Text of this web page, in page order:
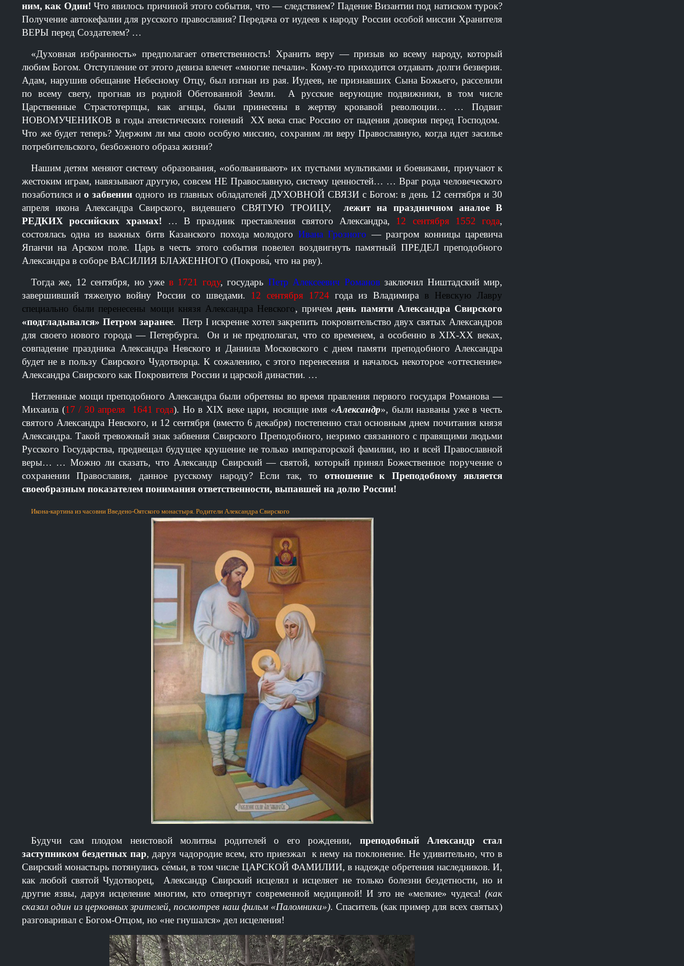
ним, как Один! Что явилось причиной этого события, что — следствием? Падение Византии под натиском турок?
Получение автокефалии для русского православия? Передача от иудеев к народу России особой миссии Хранителя
ВЕРЫ перед Создателем? …
«Духовная избранность» предполагает ответственность! Хранить веру — призыв ко всему народу, который
любим Богом. Отступление от этого девиза влечет «многие печали». Кому-то приходится отдавать долги безверия.
Адам, нарушив обещание Небесному Отцу, был изгнан из рая. Иудеев, не признавших Сына Божьего, расселили
по всему свету, прогнав из родной Обетованной Земли. А русские верующие подвижники, в том числе
Царственные Страстотерпцы, как агнцы, были принесены в жертву кровавой революции…
… Подвиг
НОВОМУЧЕНИКОВ в годы атеистических гонений ХХ века спас Россию от падения доверия перед Господом.
Что же будет теперь? Удержим ли мы свою особую миссию, сохраним ли веру Православную, когда идет засилье
потребительского, безбожного образа жизни?
Нашим детям меняют систему образования, «оболванивают» их пустыми мультиками и боевиками, приучают к
жестоким играм, навязывают другую, совсем НЕ Православную, систему ценностей… … Враг рода человеческого
позаботился ио забвении одного из главных обладателей ДУХОВНОЙ СВЯЗИ с Богом: в день 12 сентября и 30
апреля икона Александра Свирского, видевшего СВЯТУЮ ТРОИЦУ, лежит на праздничном аналое В
РЕДКИХ российских храмах!
… В праздник преставления святого Александра, 12 сентября 1552 года,
состоялась одна из важных битв Казанского похода молодого Ивана Грозного — разгром конницы царевича
Япанчи на Арском поле. Царь в честь этого события повелел воздвигнуть памятный ПРЕДЕЛ преподобного
Александра в соборе ВАСИЛИЯ БЛАЖЕННОГО (Покрова́, что на рву).
Тогда же, 12 сентября, но уже в 1721 году, государь Петр Алексеевич Романовзаключил Ништадский мир,
завершивший тяжелую войну России со шведами. 12 сентября 1724 года из Владимира в Невскую Лавру
специально были перенесены мощи князя Александра Невского, причем день памяти Александра Свирского
«подгладывался» Петром заранее. Петр I искренне хотел закрепить покровительство двух святых Александров
для своего нового города — Петербурга. Он и не предполагал, что со временем, а особенно в XIX-ХХ веках,
совпадение праздника Александра Невского и Даниила Московского с днем памяти преподобного Александра
будет не в пользу Свирского Чудотворца. К сожалению, с этого перенесения и началось некоторое «оттеснение»
Александра Свирского как Покровителя России и царской династии. …
Нетленные мощи преподобного Александра были обретены во время правления первого государя Романова —
Михаила (17 / 30 апреля 1641 года). Но в XIX веке цари, носящие имя «Александр», были названы уже в честь
святого Александра Невского, и 12 сентября (вместо 6 декабря) постепенно стал основным днем почитания князя
Александра. Такой тревожный знак забвения Свирского Преподобного, незримо связанного с правящими людьми
Русского Государства, предвещал будущее крушение не только императорской фамилии, но и всей Православной
веры… … Можно ли сказать, что Александр Свирский — святой, который принял Божественное поручение о
сохранении Православия, данное русскому народу? Если так, то отношение к Преподобному является
своеобразным показателем понимания ответственности, выпавшей на долю России!
Икона-картина из часовни Введено-Оятского монастыря. Родители Александра Свирского
Будучи сам плодом неистовой молитвы родителей о его рождении, преподобный Александр стал
заступником бездетных пар, даруя чадородие всем, кто приезжал к нему на поклонение. Не удивительно, что в
Свирский монастырь потянулись се́мьи, в том числе ЦАРСКОЙ ФАМИЛИИ, в надежде обретения наследников. И,
как любой святой Чудотворец, Александр Свирский исцелял и исцеляет не только болезни бездетности, но и
другие язвы, даруя исцеление многим, кто отвергнут современной медициной! И это не «мелкие» чудеса! (как
сказал один из церковных зрителей, посмотрев наш фильм «Паломники»). Спаситель (как пример для всех святых)
разговаривал с Богом-Отцом, но «не гнушался» дел исцеления!